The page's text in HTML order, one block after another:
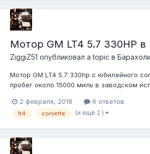
Мотор GM LT4 5.7 330HP
ZiggiZ51 опубликовал a topic в
Мотор GM LT4 5.7 330hp с юбилейного
пробег около 15000 миль в заводском
шкивом колена. Подойдет вместо LT1 на
фаерберд/каприза/импалу/флитвуд/
2 февраля, 2018 6 ответов
lt4 corvette (и ещё 2 )